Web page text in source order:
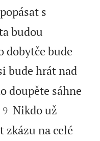
s
budou
dobytče bude
bude hrát nad
doupěte sáhne


9 Nikdo už
zkázu na celé